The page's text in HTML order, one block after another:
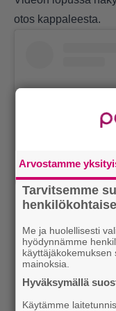
otos kappaleesta.
Arvostamme
Tarvitsemme
Me ja huolellisesti
hyödynnämme
käyttäjäkokemuksen
mainoksia.
Hyväksymällä
Käytämme